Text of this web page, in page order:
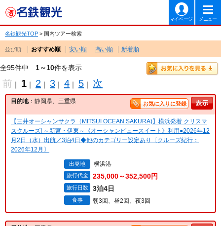
マイページ メニュー
名鉄観光TOP > 国内ツアー検索
並び順: おすすめ順 安い順 高い順 新着順
全95件中 1～10件を表示
前 ｜ 1 ｜ 2 ｜ 3 ｜ 4 ｜ 5 ｜ 次
目的地：静岡県、三重県 お気に入りに登録
【三井オーシャンサクラ（MITSUI OCEAN SAKURA)】横浜発着 クリスマ
スクルーズI ～新宮・伊東～《オーシャンビュースイート》利用●2026年12
月2日（水）出航／3泊4日◆他のカテゴリー設定あり〔クルーズ紀行：
2026年12月〕
出発地 横浜港
旅行代金 235,000～352,500円
旅行日数 3泊4日
食事 朝3回、昼2回、夜3回